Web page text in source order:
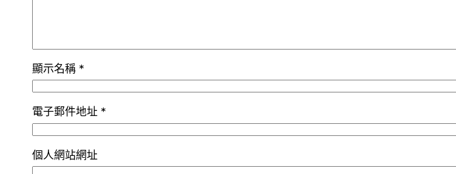
顯示名稱 *
電子郵件地址 *
個人網站網址